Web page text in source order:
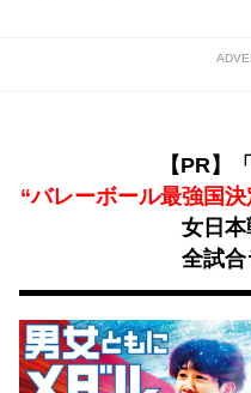
【PR】
“バレーボール最強国決
女日本
全試